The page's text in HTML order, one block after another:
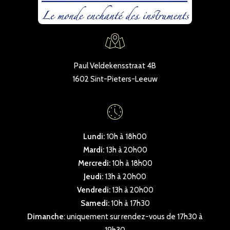
Paul Veldekensstraat 4B
1602 Sint-Pieters-Leeuw
Lundi: 10h à 18h00
Mardi:13h à 20h00
Mercredi:10h à 18h00
Jeudi: 13h à 20h00
Vendredi:13h à 20h00
Samedi:10h à 17h30
Dimanche: uniquement sur rendez-vous de 17h30 à